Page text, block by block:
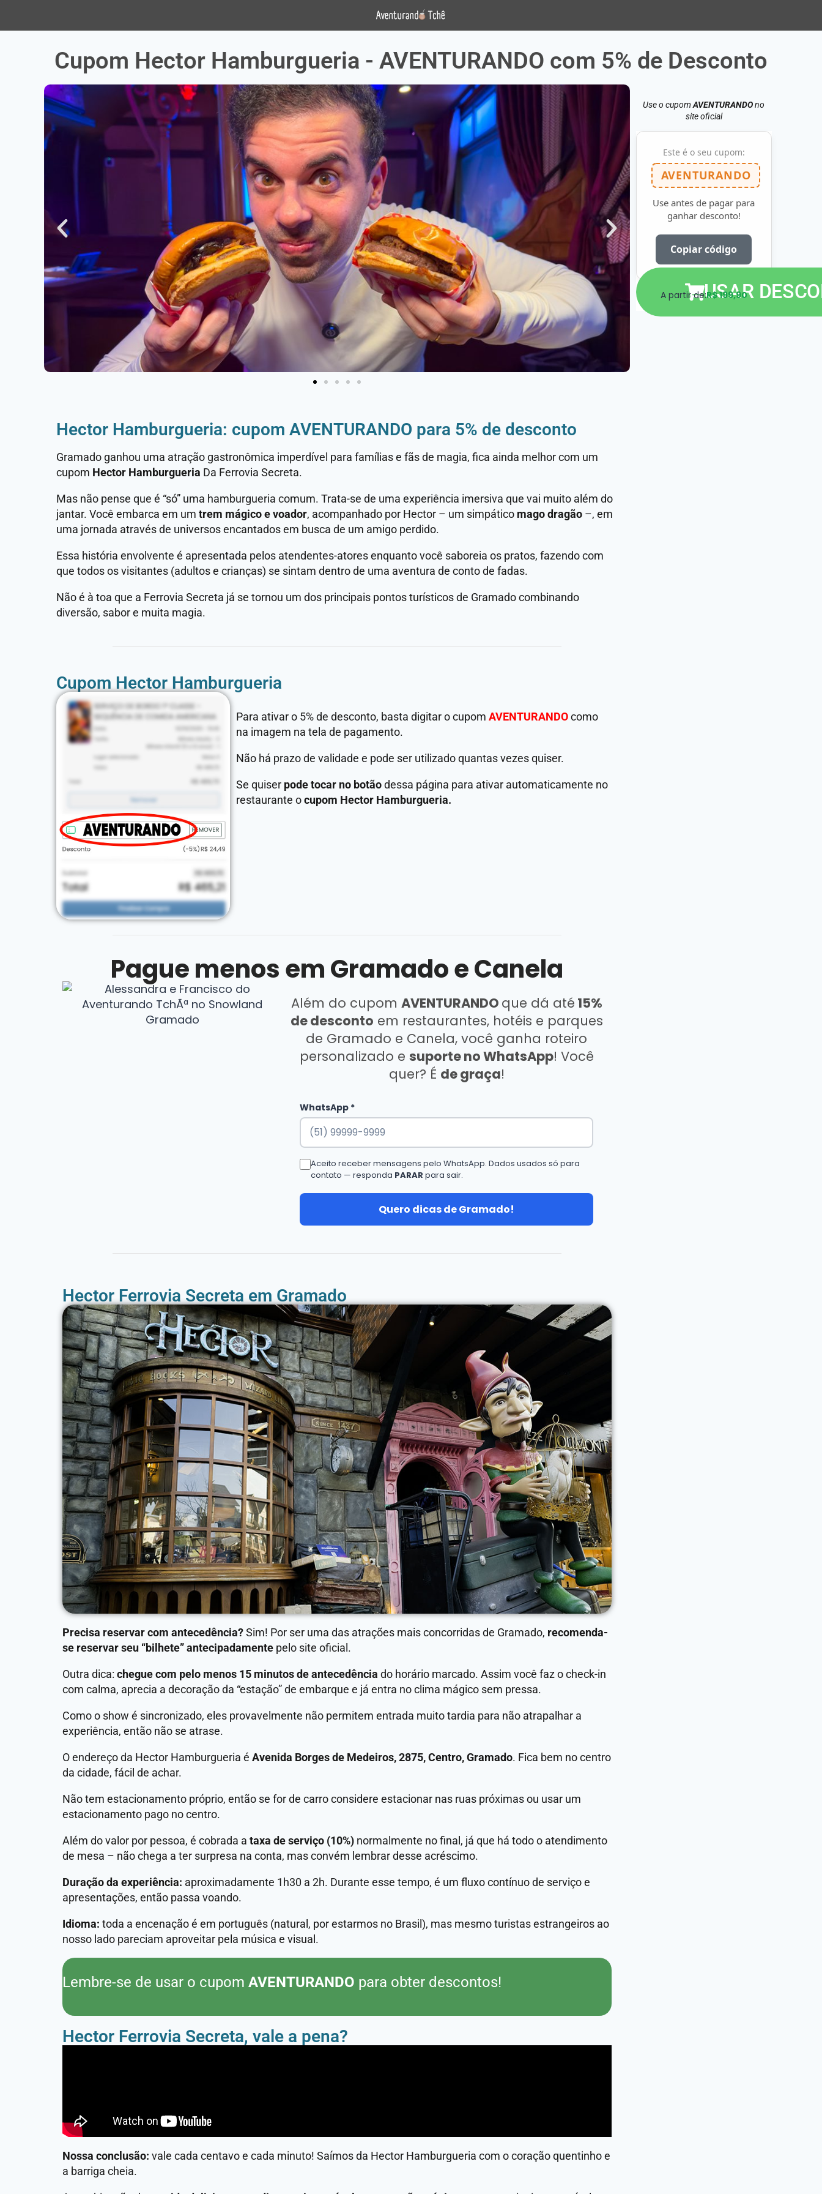
Cupom Hector Hamburgueria - AVENTURANDO com 5% de Desconto
Use o cupomAVENTURANDOno
site oficial
Este é o seu cupom:
AVENTURANDO
Use antes de pagar para
ganhar desconto!
Copiar código
USAR
A partir de:R$ 199,90
Hector Hamburgueria: cupom AVENTURANDO para 5% de desconto
Gramado ganhou uma atração gastronômica imperdível para famílias e fãs de magia, fica ainda melhor com um
cupom Hector Hamburgueria Da Ferrovia Secreta.
Mas não pense que é “só” uma hamburgueria comum. Trata-se de uma experiência imersiva que vai muito além do
jantar. Você embarca em um trem mágico e voador, acompanhado por Hector – um simpático mago dragão –, em
uma jornada através de universos encantados em busca de um amigo perdido.
Essa história envolvente é apresentada pelos atendentes-atores enquanto você saboreia os pratos, fazendo com
que todos os visitantes (adultos e crianças) se sintam dentro de uma aventura de conto de fadas.
Não é à toa que a Ferrovia Secreta já se tornou um dos principais pontos turísticos de Gramado combinando
diversão, sabor e muita magia.
Cupom Hector Hamburgueria
Para ativar o 5% de desconto, basta digitar o cupom AVENTURANDOcomo
na imagem na tela de pagamento.
Não há prazo de validade e pode ser utilizado quantas vezes quiser.
Se quiser pode tocar no botãodessa página para ativar automaticamente no
restaurante ocupom Hector Hamburgueria.
Pague menos em Gramado e Canela
Além do cupom AVENTURANDO que dá até 15%
de desconto em restaurantes, hotéis e parques
de Gramado e Canela, você ganha roteiro
personalizado e suporte no WhatsApp! Você
quer? É de graça!
WhatsApp *
Aceito receber mensagens pelo WhatsApp. Dados usados só para
contato — responda PARAR para sair.
Quero dicas de Gramado!
Hector Ferrovia Secreta em Gramado
Precisa reservar com antecedência?Sim! Por ser uma das atrações mais concorridas de Gramado, recomenda-
se reservar seu “bilhete” antecipadamente pelo site oficial.
Outra dica: chegue com pelo menos 15 minutos de antecedência do horário marcado. Assim você faz o check-in
com calma, aprecia a decoração da “estação” de embarque e já entra no clima mágico sem pressa.
Como o show é sincronizado, eles provavelmente não permitem entrada muito tardia para não atrapalhar a
experiência, então não se atrase.
O endereço da Hector Hamburgueria é Avenida Borges de Medeiros, 2875, Centro, Gramado. Fica bem no centro
da cidade, fácil de achar.
Não tem estacionamento próprio, então se for de carro considere estacionar nas ruas próximas ou usar um
estacionamento pago no centro.
Além do valor por pessoa, é cobrada a taxa de serviço (10%) normalmente no final, já que há todo o atendimento
de mesa – não chega a ter surpresa na conta, mas convém lembrar desse acréscimo.
Duração da experiência: aproximadamente 1h30 a 2h. Durante esse tempo, é um fluxo contínuo de serviço e
apresentações, então passa voando.
Idioma: toda a encenação é em português (natural, por estarmos no Brasil), mas mesmo turistas estrangeiros ao
nosso lado pareciam aproveitar pela música e visual.
Lembre-se de usar o cupom AVENTURANDO para obter descontos!
Hector Ferrovia Secreta, vale a pena?
Nossa conclusão: vale cada centavo e cada minuto! Saímos da Hector Hamburgueria com o coração quentinho e
a barriga cheia.